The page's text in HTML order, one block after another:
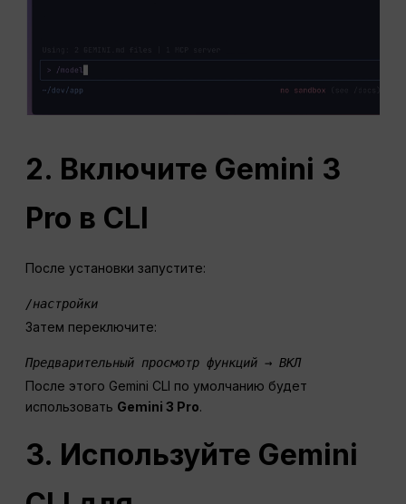
2. Включите Gemini 3
Pro в CLI
После установки запустите:
/настройки
Затем переключите:
Предварительный просмотр функций → ВКЛ
После этого Gemini CLI по умолчанию будет
использовать Gemini 3 Pro.
3. Используйте Gemini